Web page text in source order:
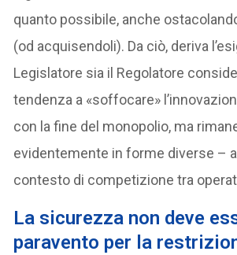
quanto possibile, anche
(od acquisendoli). Da ciò, deriva
Legislatore sia il Regolatore
tendenza a «soffocare»
con la fine del monopolio, ma
evidentemente in forme diverse –
contesto di competizione tra
La sicurezza non deve
paravento per la